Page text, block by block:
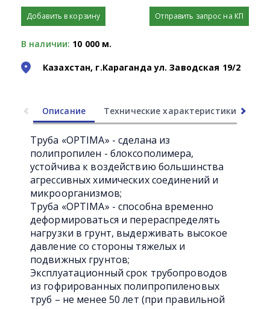
Добавить в корзину Отправить запрос на КП
В наличии: 10 000 м.
Казахстан, г.Караганда ул. Заводская 19/2
Описание Технические характеристики
Труба «OPTIMA» - сделана из
полипропилен - блоксополимера,
устойчива к воздействию большинства
агрессивных химических соединений и
микроорганизмов;
Труба «OPTIMA» - способна временно
деформироваться и перераспределять
нагрузки в грунт, выдерживать высокое
давление со стороны тяжелых и
подвижных грунтов;
Эксплуатационный срок трубопроводов
из гофрированных полипропиленовых
труб – не менее 50 лет (при правильной